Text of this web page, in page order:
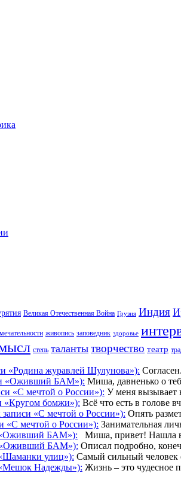
Великая Отечественная Война Грузия Индия
живопись заповедник здоровье
степь таланты творчество театр
«Родина журавлей Шулунова»):
«Оживший БАМ»): Миша, давненько о
«С мечтой о России»): У меня вызывает
«Кругом бомжи»): Всё что есть в голове
записи «С мечтой о России»): Опять
«С мечтой о России»): Занимательная
«Оживший БАМ»): Миша, привет! Нашла
«Оживший БАМ»): Описал подробно,
улиц»): Самый сильный человек
Надежды»): Жизнь – это чудесное